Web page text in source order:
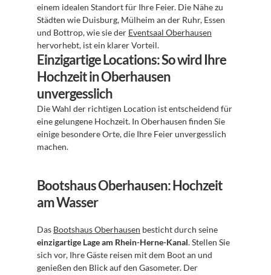
einem idealen Standort für Ihre Feier. Die Nähe zu
Städten wie Duisburg, Mülheim an der Ruhr, Essen
und Bottrop, wie sie der Eventsaal Oberhausen
hervorhebt, ist ein klarer Vorteil.
Einzigartige Locations: So wird Ihre
Hochzeit in Oberhausen
unvergesslich
Die Wahl der richtigen Location ist entscheidend für
eine gelungene Hochzeit. In Oberhausen finden Sie
einige besondere Orte, die Ihre Feier unvergesslich
machen.
Bootshaus Oberhausen: Hochzeit
am Wasser
Das Bootshaus Oberhausen
einzigartige Lage am Rhein-Herne-Kanal. Stellen Sie
sich vor, Ihre Gäste reisen mit dem Boot an und
genießen den Blick auf den Gasometer. Der